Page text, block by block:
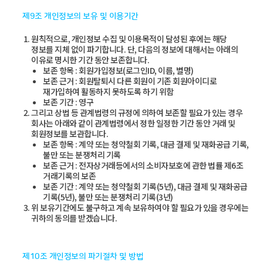
제9조 개인정보의 보유 및 이용기간
원칙적으로, 개인정보 수집 및 이용목적이 달성된 후에는 해당
정보를 지체 없이 파기합니다. 단, 다음의 정보에 대해서는 아래의
이유로 명시한 기간 동안 보존합니다.
보존 항목 : 회원가입정보(로그인ID, 이름, 별명)
보존 근거 : 회원탈퇴시 다른 회원이 기존 회원아이디로
재가입하여 활동하지 못하도록 하기 위함
보존 기간 : 영구
그리고 상법 등 관계법령의 규정에 의하여 보존할 필요가 있는 경우
회사는 아래와 같이 관계법령에서 정한 일정한 기간 동안 거래 및
회원정보를 보관합니다.
보존 항목 : 계약 또는 청약철회 기록, 대금 결제 및 재화공급 기록,
불만 또는 분쟁처리 기록
보존 근거 : 전자상거래등에서의 소비자보호에 관한 법률 제6조
거래기록의 보존
보존 기간 : 계약 또는 청약철회 기록(5년), 대금 결제 및 재화공급
기록(5년), 불만 또는 분쟁처리 기록(3년)
위 보유기간에도 불구하고 계속 보유하여야 할 필요가 있을 경우에는
귀하의 동의를 받겠습니다.
제10조 개인정보의 파기절차 및 방법